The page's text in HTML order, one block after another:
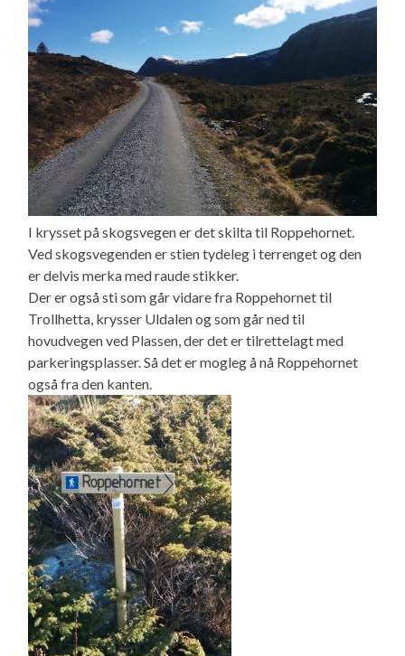
I krysset på skogsvegen er det skilta til Roppehornet.
Ved skogsvegenden er stien tydeleg i terrenget og den
er delvis merka med raude stikker.
Der er også sti som går vidare fra Roppehornet til
Trollhetta, krysser Uldalen og som går ned til
hovudvegen ved Plassen, der det er tilrettelagt med
parkeringsplasser. Så det er mogleg å nå Roppehornet
også fra den kanten.